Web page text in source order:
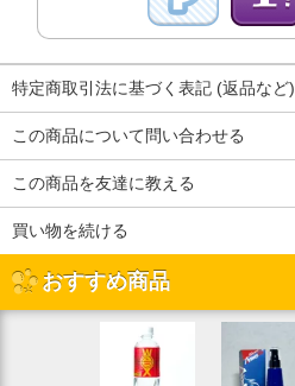
特定商取引法に基づく表記 (返品など)
この商品について問い合わせる
この商品を友達に教える
買い物を続ける
おすすめ商品